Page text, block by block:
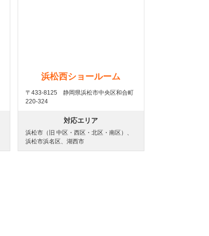
浜松西ショールーム
〒433-8125 静岡県浜松市中央区和合町
220-324
対応エリア
浜松市（旧 中区・西区・北区・南区）、
浜松市浜名区、湖西市